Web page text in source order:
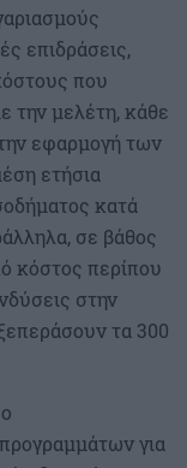
επιδράσεις,
που
την μελέτη, κάθε
εφαρμογή των
ετήσια
κατά
σε βάθος
κόστος περίπου
στην
τα 300
για